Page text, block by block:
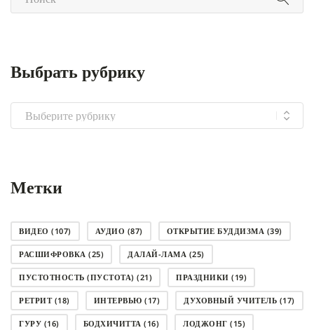
Выбрать рубрику
Выбрать
рубрику
Метки
ВИДЕО (107) АУДИО (87) ОТКРЫТИЕ БУДДИЗМА (39)
РАСШИФРОВКА (25) ДАЛАЙ-ЛАМА (25)
ПУСТОТНОСТЬ (ПУСТОТА) (21) ПРАЗДНИКИ (19)
РЕТРИТ(18) ИНТЕРВЬЮ (17) ДУХОВНЫЙ УЧИТЕЛЬ (17)
ГУРУ (16) БОДХИЧИТТА (16) ЛОДЖОНГ (15)